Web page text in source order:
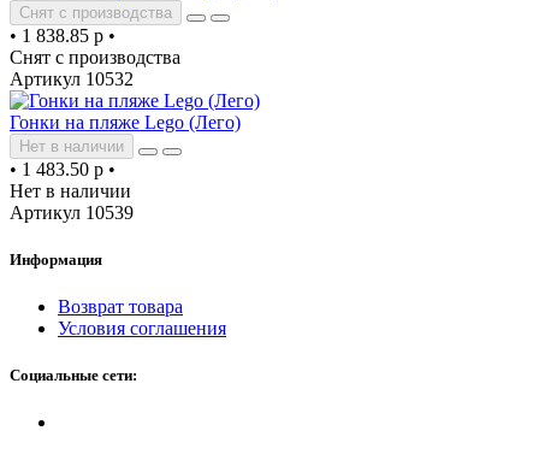
Снят с производства
• 1 838.85 р •
Снят с производства
Артикул 10532
Гонки на пляже Lego (Лего)
Нет в наличии
• 1 483.50 р •
Нет в наличии
Артикул 10539
Информация
Возврат товара
Условия соглашения
Социальные сети: